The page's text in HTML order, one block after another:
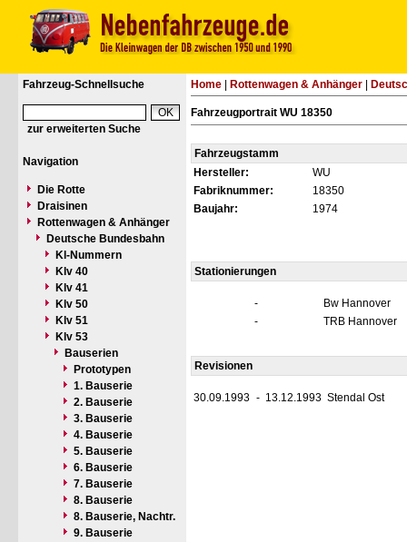
Fahrzeug-Schnellsuche
zur erweiterten Suche
Navigation
Die Rotte
Draisinen
Rottenwagen & Anhänger
Deutsche Bundesbahn
Kl-Nummern
Klv 40
Klv 41
Klv 50
Klv 51
Klv 53
Bauserien
Prototypen
1. Bauserie
2. Bauserie
3. Bauserie
4. Bauserie
5. Bauserie
6. Bauserie
7. Bauserie
8. Bauserie
8. Bauserie, Nachtr.
9. Bauserie
Home Rottenwagen & Anhänger
Fahrzeugportrait WU 18350
Fahrzeugstamm
Hersteller:
WU
Fabriknummer:
18350
Baujahr:
1974
Stationierungen
-
Bw Hannover
-
TRB Hannover
Revisionen
30.09.1993 - 13.12.1993 Stendal Ost